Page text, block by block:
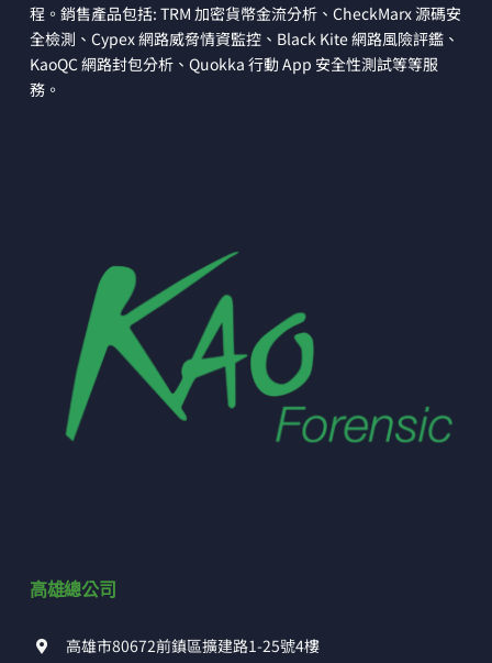
高雄總公司
高雄市80672前鎮區擴建路1-25號4樓
程。銷售產品包括: TRM 加密貨幣金流分析、CheckMarx 源碼安
全檢測、Cypex 網路威脅情資監控、Black Kite 網路風險評鑑、
KaoQC 網路封包分析、Quokka 行動 App 安全性測試等等服
務。